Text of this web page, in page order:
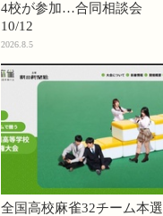
4校が参加…合同相談会
10/12
2026.8.5
全国高校麻雀32チーム本選